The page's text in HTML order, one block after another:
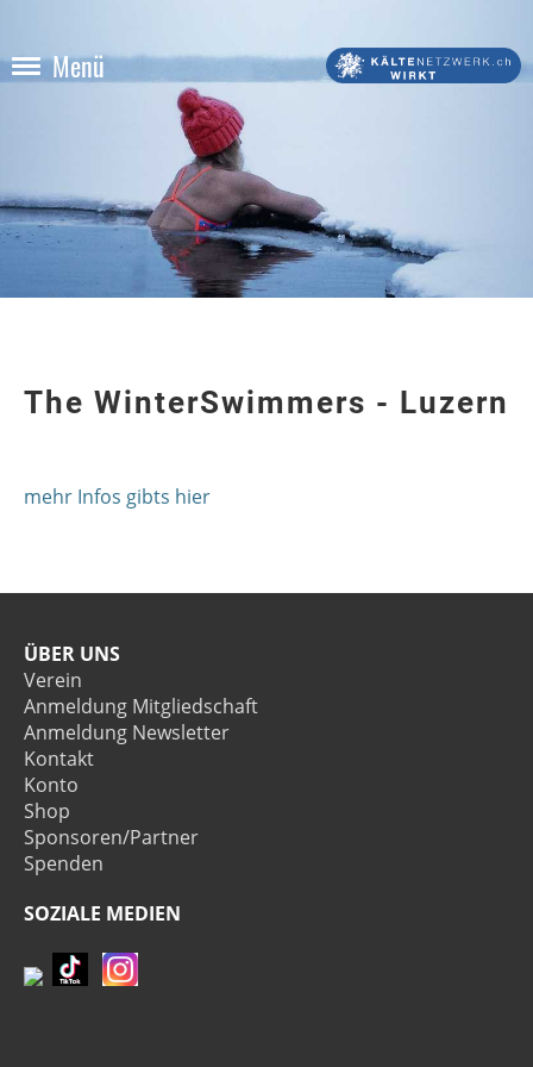
Menü
The WinterSwimmers - Luzern
mehr Infos gibts hier
ÜBER UNS
Verein
Anmeldung Mitgliedschaft
Anmeldung Newsletter
Kontakt
Konto
Shop
Sponsoren/Partner
Spenden
SOZIALE MEDIEN